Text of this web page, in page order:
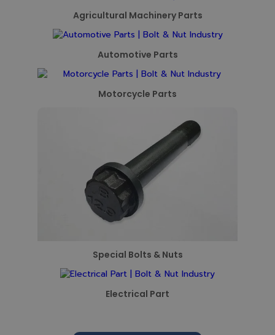
Agricultural Machinery Parts
Automotive Parts
Motorcycle Parts
Special Bolts & Nuts
Electrical Part